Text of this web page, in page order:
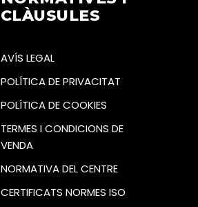
CLÀUSULES
AVÍS LEGAL
POLÍTICA DE PRIVACITAT
POLÍTICA DE COOKIES
TERMES I CONDICIONS DE
VENDA
NORMATIVA DEL CENTRE
CERTIFICATS NORMES ISO